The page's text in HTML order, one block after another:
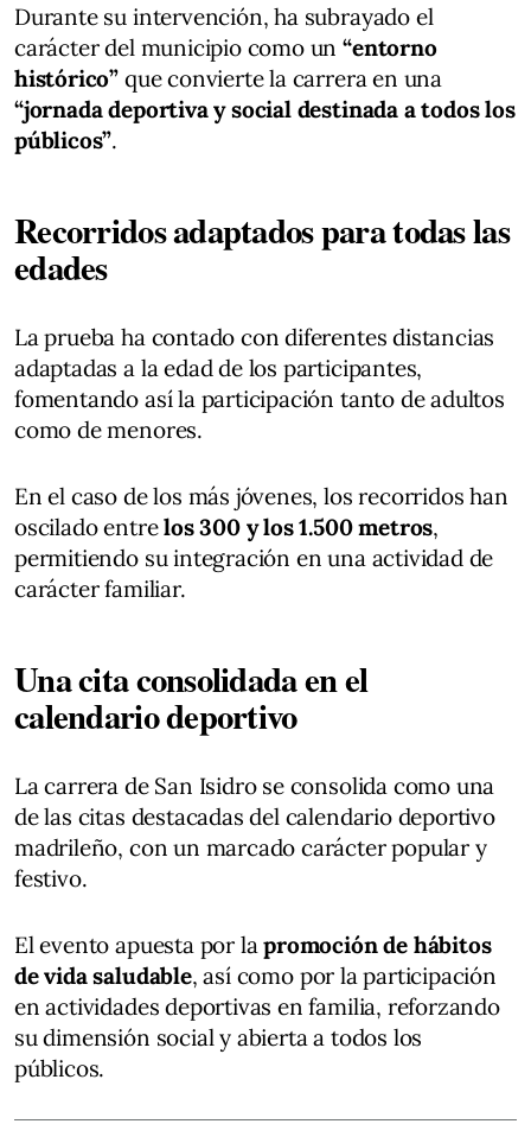
Durante su intervención, ha subrayado el
carácter del municipio como un“entorno
histórico” que convierte la carrera en una
“jornada deportiva y social destinada a todos los
públicos”.
Recorridos adaptados para todas las
edades
La prueba ha contado con diferentes distancias
adaptadas a la edad de los participantes,
fomentando así la participación tanto de adultos
como de menores.
En el caso de los más jóvenes, los recorridos han
oscilado entrelos 300 y los 1.500 metros,
permitiendo su integración en una actividad de
carácter familiar.
Una cita consolidada en el
calendario deportivo
La carrera de San Isidro se consolida como una
de las citas destacadas del calendario deportivo
madrileño, con un marcado carácter popular y
festivo.
El evento apuesta por lapromoción de hábitos
de vida saludable, así como por la participación
en actividades deportivas en familia, reforzando
su dimensión social y abierta a todos los
públicos.